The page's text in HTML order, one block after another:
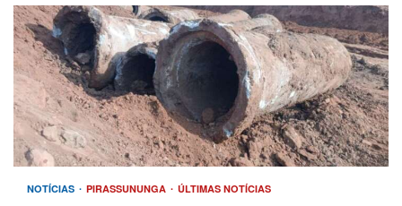
NOTÍCIAS PIRASSUNUNGA ÚLTIMAS NOTÍCIAS